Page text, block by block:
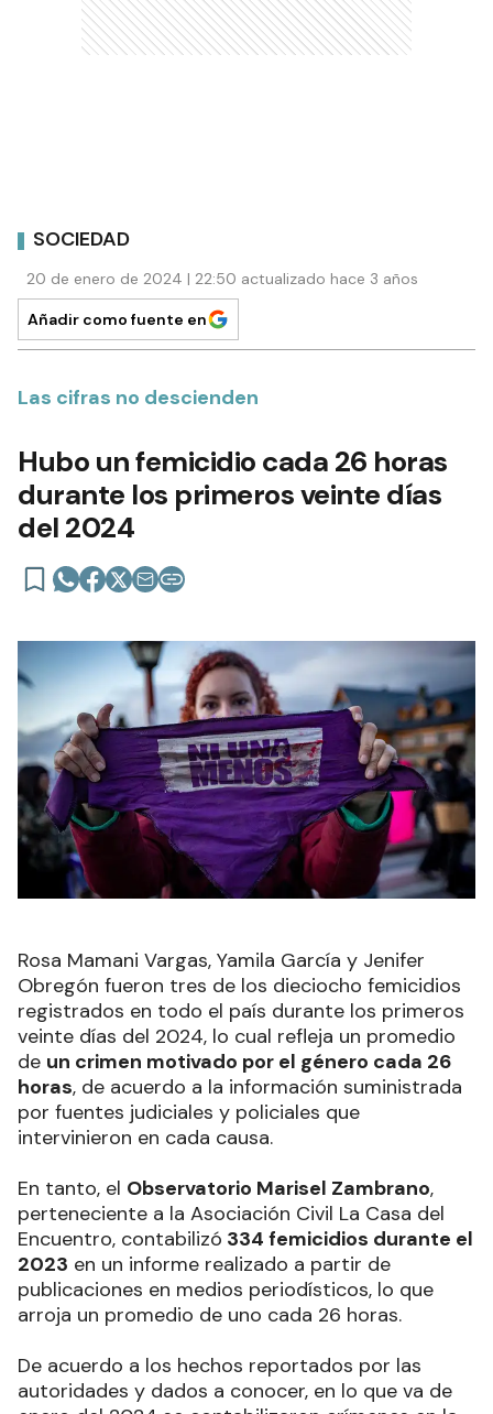
SOCIEDAD
20 de enero de 2024 | 22:50 actualizado hace 3 años
Añadir como fuente en
Las cifras no descienden
Hubo un femicidio cada 26 horas
durante los primeros veinte días
del 2024
Rosa Mamani Vargas, Yamila García y Jenifer
Obregón fueron tres de los dieciocho femicidios
registrados en todo el país durante los primeros
veinte días del 2024, lo cual refleja un promedio
de un crimen motivado por el género cada 26
horas, de acuerdo a la información suministrada
por fuentes judiciales y policiales que
intervinieron en cada causa.
En tanto, el Observatorio Marisel Zambrano,
perteneciente a la Asociación Civil La Casa del
Encuentro, contabilizó 334 femicidios durante el
2023 en un informe realizado a partir de
publicaciones en medios periodísticos, lo que
arroja un promedio de uno cada 26 horas.
De acuerdo a los hechos reportados por las
autoridades y dados a conocer, en lo que va de